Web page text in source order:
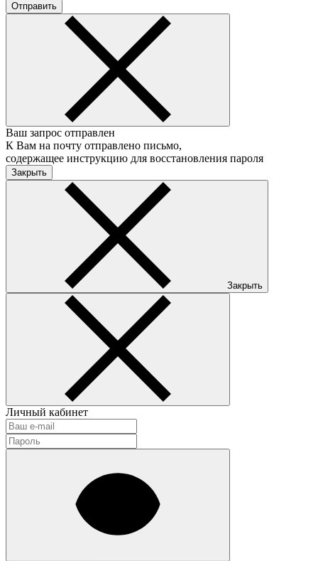
Отправить
Ваш запрос отправлен
К Вам на почту отправлено письмо,
содержащее инструкцию для восстановления пароля
Закрыть
Закрыть
Личный кабинет